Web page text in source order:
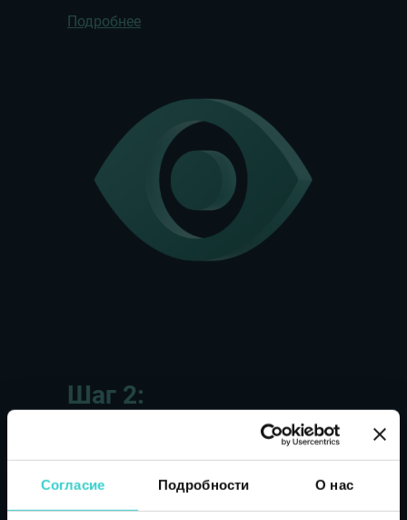
Согласие Подробности О нас
Подробнее
Шаг 2:
Оценка функционального
NSYS Diagnostics проводит более 60
Забронируйте демонстрацию
Зарегистрируйтесь на бесплатную демонстрацию